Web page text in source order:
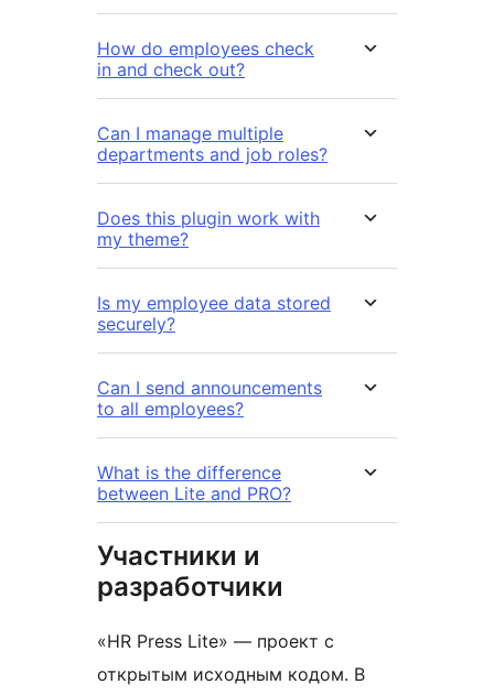
How do employees check
in and check out?
Can I manage multiple
departments and job roles?
Does this plugin work with
my theme?
Is my employee data stored
securely?
Can I send announcements
to all employees?
What is the difference
between Lite and PRO?
Участники и
разработчики
«HR Press Lite» — проект с
открытым исходным кодом. В